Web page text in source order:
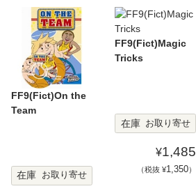
FF9(Fict)On the
Team
在庫 お取り寄せ
FF9(Fict)Magic
Tricks
在庫 お取り寄せ
¥1,485
（税抜 ¥1,350）